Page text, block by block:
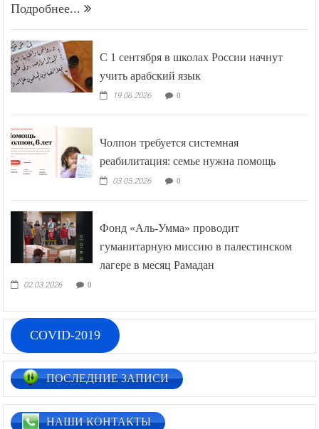
Подробнее...
С 1 сентября в школах России начнут
учить арабский язык
19.06.2026 0
Чолпон требуется системная
реабилитация: семье нужна помощь
03.05.2026 0
Фонд «Аль-Умма» проводит
гуманитарную миссию в палестинском
лагере в месяц Рамадан
02.03.2026 0
COVID-2019
ПОСЛЕДНИЕ ЗАПИСИ
НАШИ КОНТАКТЫ